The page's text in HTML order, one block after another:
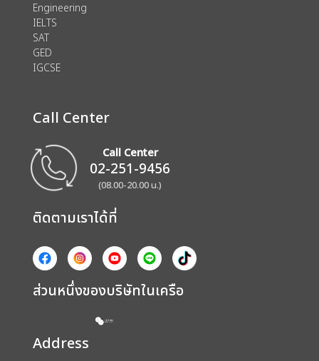
Engineering
IELTS
SAT
GED
IGCSE
Call Center
Call Center
02-251-9456
(08.00-20.00 น.)
ติดตามเราได้ที่
ส่วนหนึ่งของบริษัทในเครือ
Address